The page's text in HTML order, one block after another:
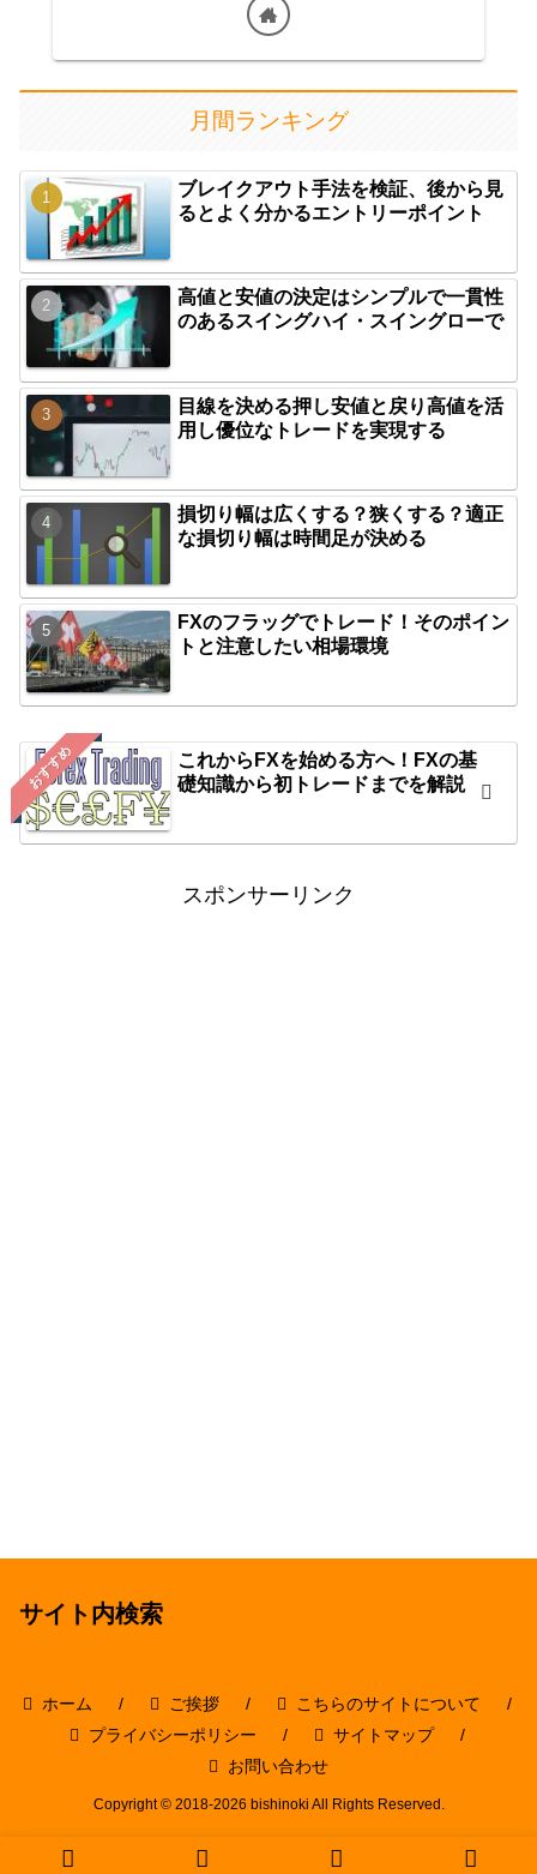
月間ランキング
ブレイクアウト手法を検証、後から見
るとよく分かるエントリーポイント
高値と安値の決定はシンプルで一貫性
のあるスイングハイ・スイングローで
目線を決める押し安値と戻り高値を活
用し優位なトレードを実現する
損切り幅は広くする？狭くする？適正
な損切り幅は時間足が決める
FXのフラッグでトレード！そのポイン
トと注意したい相場環境
おすすめ
これからFXを始める方へ！FXの基
礎知識から初トレードまでを解説
スポンサーリンク
サイト内検索
ホーム ご挨拶
こちらのサイトについて
プライバシーポリシー
サイトマップ
お問い合わせ
Copyright © 2018-2026 bishinoki All Rights Reserved.